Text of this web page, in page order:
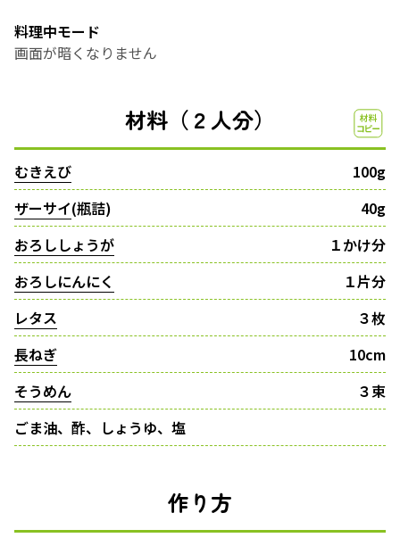
料理中モード
画面が暗くなりません
材料（２人分）
むきえび
100g
ザーサイ(瓶詰)
40g
おろししょうが
１かけ分
おろしにんにく
１片分
レタス
３枚
長ねぎ
10cm
そうめん
３束
ごま油、酢、しょうゆ、塩
作り方